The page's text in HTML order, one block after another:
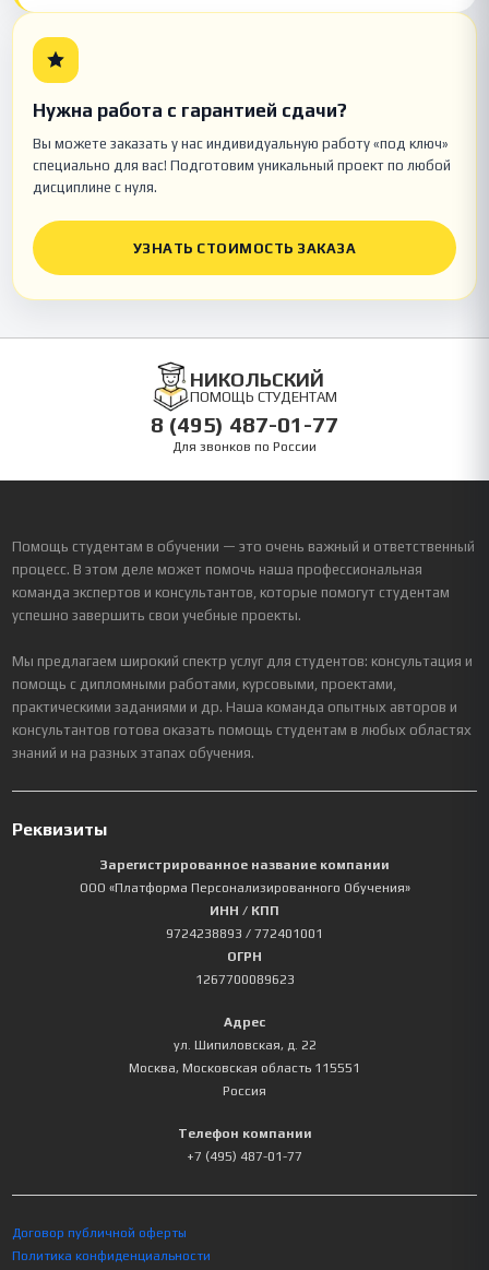
Нужна работа с гарантией сдачи?
Вы можете заказать у нас индивидуальную работу «под ключ»
специально для вас! Подготовим уникальный проект по любой
дисциплине с нуля.
УЗНАТЬ СТОИМОСТЬ ЗАКАЗА
НИКОЛЬСКИЙ
ПОМОЩЬ СТУДЕНТАМ
8 (495) 487-01-77
Для звонков по России
Помощь студентам в обучении — это очень важный и ответственный
процесс. В этом деле может помочь наша профессиональная
команда экспертов и консультантов, которые помогут студентам
успешно завершить свои учебные проекты.
Мы предлагаем широкий спектр услуг для студентов: консультация и
помощь с дипломными работами, курсовыми, проектами,
практическими заданиями и др. Наша команда опытных авторов и
консультантов готова оказать помощь студентам в любых областях
знаний и на разных этапах обучения.
Реквизиты
Зарегистрированное название компании
ООО «Платформа Персонализированного Обучения»
ИНН / КПП
9724238893 / 772401001
ОГРН
1267700089623
Адрес
ул. Шипиловская, д. 22
Москва, Московская область 115551
Россия
Телефон компании
+7 (495) 487-01-77
Договор публичной оферты
Политика конфиденциальности